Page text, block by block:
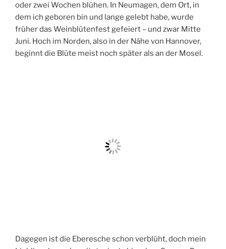
oder zwei Wochen blühen. In Neumagen, dem Ort, in
dem ich geboren bin und lange gelebt habe, wurde
früher das Weinblütenfest gefeiert – und zwar Mitte
Juni. Hoch im Norden, also in der Nähe von Hannover,
beginnt die Blüte meist noch später als an der Mosel.
Dagegen ist die Eberesche schon verblüht, doch mein